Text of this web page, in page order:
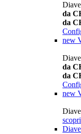
da
da
new
da
da
new